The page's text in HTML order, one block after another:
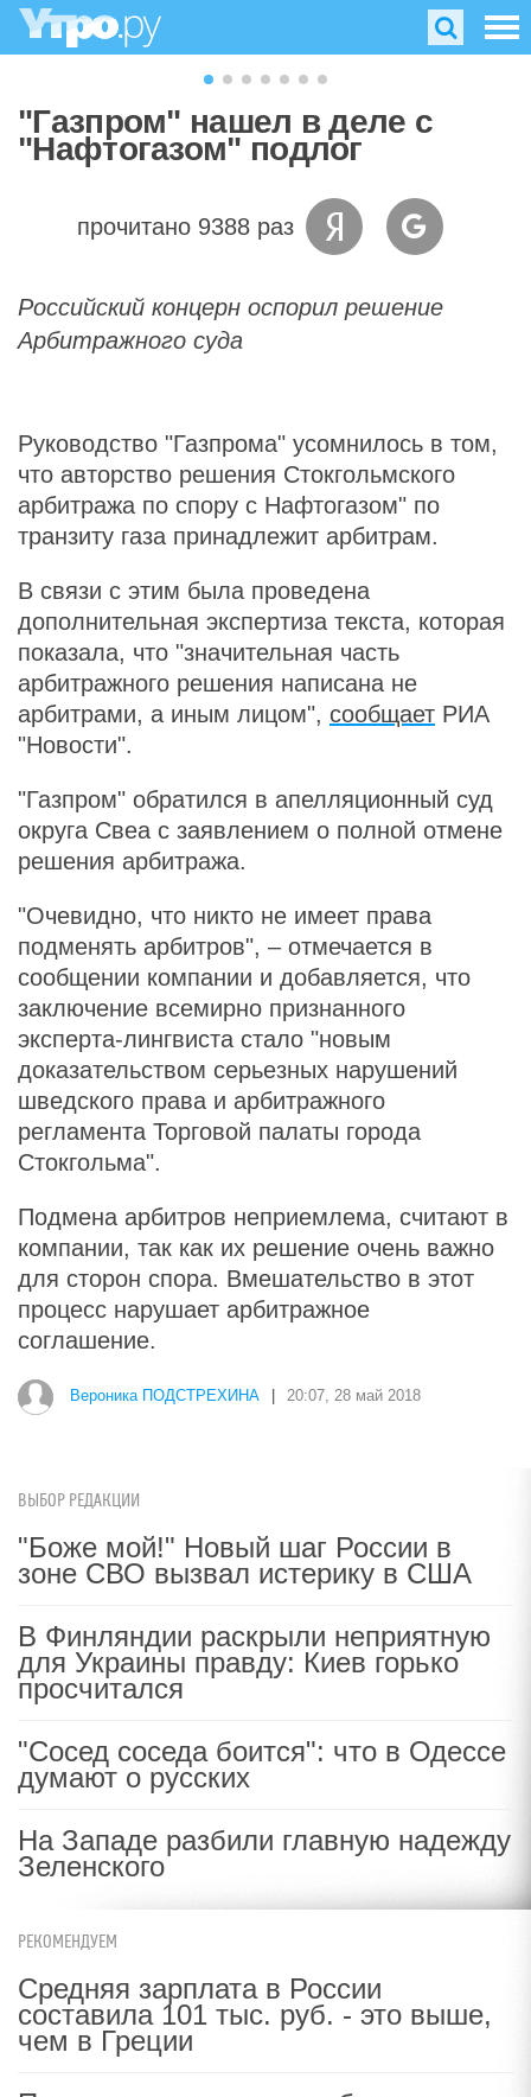
"Газпром" нашел в деле с
"Нафтогазом" подлог
прочитано 9388 раз
Российский концерн оспорил решение
Арбитражного суда
Руководство "Газпрома" усомнилось в том,
что авторство решения Стокгольмского
арбитража по спору с Нафтогазом" по
транзиту газа принадлежит арбитрам.
В связи с этим была проведена
дополнительная экспертиза текста, которая
показала, что "значительная часть
арбитражного решения написана не
арбитрами, а иным лицом", сообщает РИА
"Новости".
"Газпром" обратился в апелляционный суд
округа Свеа с заявлением о полной отмене
решения арбитража.
"Очевидно, что никто не имеет права
подменять арбитров", – отмечается в
сообщении компании и добавляется, что
заключение всемирно признанного
эксперта-лингвиста стало "новым
доказательством серьезных нарушений
шведского права и арбитражного
регламента Торговой палаты города
Стокгольма".
Подмена арбитров неприемлема, считают в
компании, так как их решение очень важно
для сторон спора. Вмешательство в этот
процесс нарушает арбитражное
соглашение.
Вероника ПОДСТРЕХИНА 20:07, 28 май 2018
ВЫБОР РЕДАКЦИИ
"Боже мой!" Новый шаг России в
зоне СВО вызвал истерику в США
В Финляндии раскрыли неприятную
для Украины правду: Киев горько
просчитался
"Сосед соседа боится": что в Одессе
думают о русских
На Западе разбили главную надежду
Зеленского
РЕКОМЕНДУЕМ
Средняя зарплата в России
составила 101 тыс. руб. - это выше,
чем в Греции